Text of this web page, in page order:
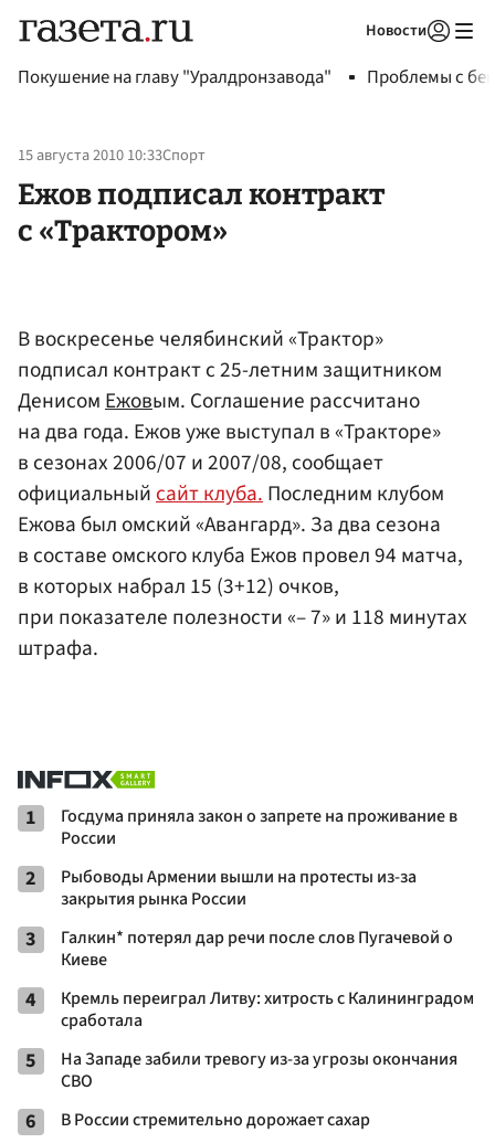
Новости
Покушение на главу "Уралдронзавода" Проблемы с
15 августа 2010 10:33Спорт
Ежов подписал контракт
с «Трактором»
В воскресенье челябинский «Трактор»
подписал контракт с 25-летним защитником
ДенисомЕжовым. Соглашение рассчитано
на два года. Ежов уже выступал в «Тракторе»
в сезонах 2006/07 и 2007/08, сообщает
официальныйсайт клуба.Последним клубом
Ежова был омский «Авангард». За два сезона
в составе омского клуба Ежов провел 94 матча,
в которых набрал 15 (3+12) очков,
при показателе полезности «– 7» и 118 минутах
штрафа.
1
Госдума приняла закон о запрете на проживание в
России
2
Рыбоводы Армении вышли на протесты из-за
закрытия рынка России
3
Галкин* потерял дар речи после слов Пугачевой о
Киеве
4
Кремль переиграл Литву: хитрость с Калининградом
сработала
5
На Западе забили тревогу из-за угрозы окончания
СВО
6 В России стремительно дорожает сахар